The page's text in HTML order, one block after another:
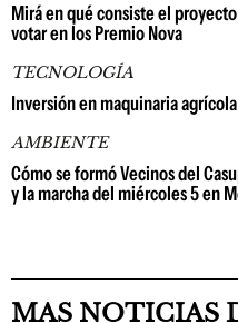
Mirá en qué consiste el
votar en los Premio Nova
TECNOLOGÍA
Inversión en maquinaria
AMBIENTE
Cómo se formó Vecinos del
y la marcha del miércoles 5 en
MAS NOTICIAS